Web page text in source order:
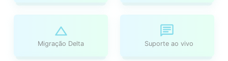
Migração Delta Suporte ao vivo